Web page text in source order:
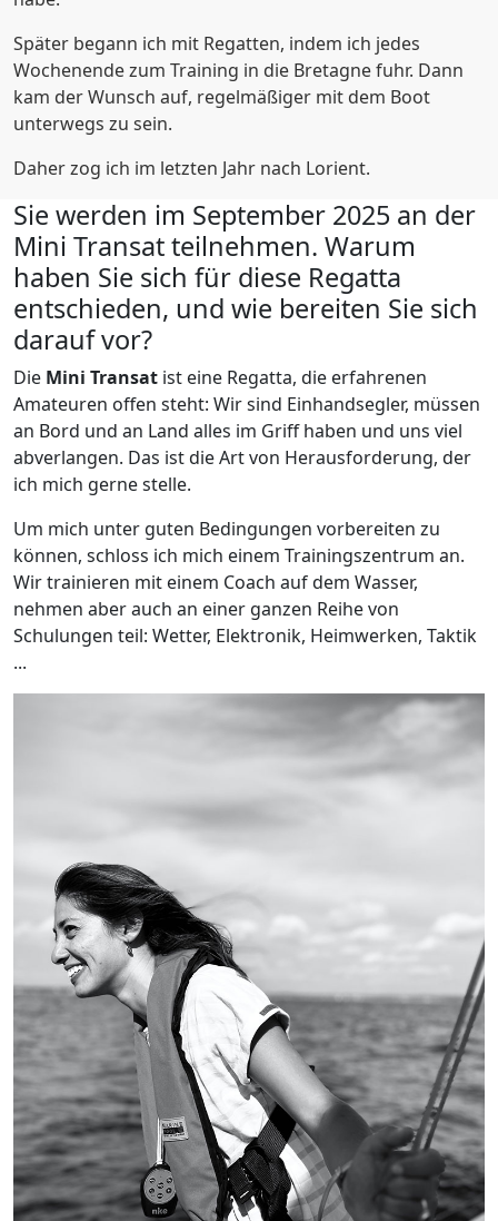
Später begann ich mit Regatten, indem ich jedes
Wochenende zum Training in die Bretagne fuhr. Dann
kam der Wunsch auf, regelmäßiger mit dem Boot
unterwegs zu sein.
Daher zog ich im letzten Jahr nach Lorient.
Sie werden im September 2025 an der
Mini Transat teilnehmen. Warum
haben Sie sich für diese Regatta
entschieden, und wie bereiten Sie sich
darauf vor?
Die Mini Transat ist eine Regatta, die erfahrenen
Amateuren offen steht: Wir sind Einhandsegler, müssen
an Bord und an Land alles im Griff haben und uns viel
abverlangen. Das ist die Art von Herausforderung, der
ich mich gerne stelle.
Um mich unter guten Bedingungen vorbereiten zu
können, schloss ich mich einem Trainingszentrum an.
Wir trainieren mit einem Coach auf dem Wasser,
nehmen aber auch an einer ganzen Reihe von
Schulungen teil: Wetter, Elektronik, Heimwerken, Taktik
...